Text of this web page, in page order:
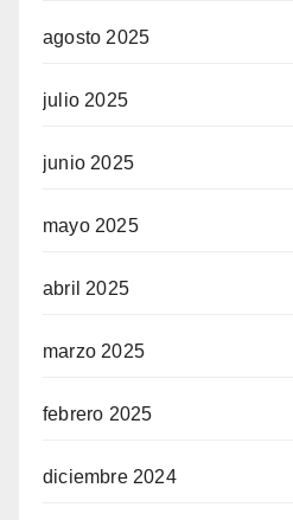
agosto 2025
julio 2025
junio 2025
mayo 2025
abril 2025
marzo 2025
febrero 2025
diciembre 2024